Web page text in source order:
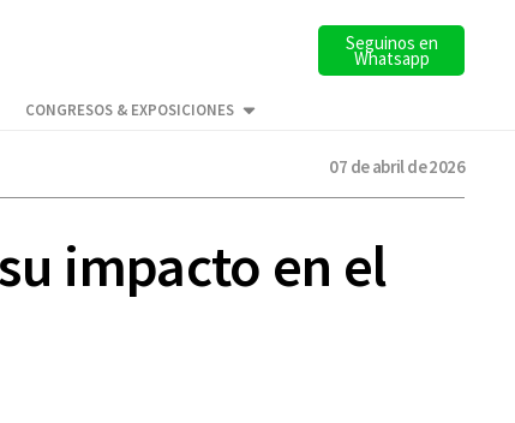
Seguinos en
Whatsapp
CONGRESOS & EXPOSICIONES
07 de abril de 2026
impacto en el